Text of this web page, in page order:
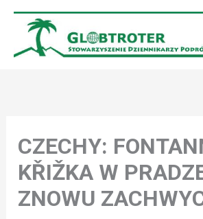
Przejdź
treści
CZECHY:
KŘIŽKA W
ZNOWU